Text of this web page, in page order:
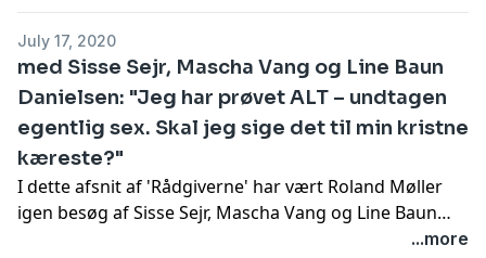
July 17, 2020
med Sisse Sejr, Mascha Vang og Line Baun
Danielsen: "Jeg har prøvet ALT – undtagen
egentlig sex. Skal jeg sige det til min kristne
kæreste?"
I dette afsnit af 'Rådgiverne' har vært Roland Møller
igen besøg af Sisse Sejr, Mascha Vang og Line Baun
Danielsen. I sidste afsnit handlede det om opdragelse,
...more